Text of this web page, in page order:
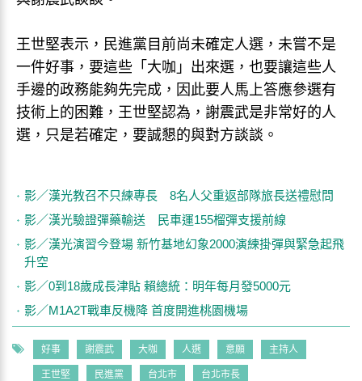
王世堅表示，民進黨目前尚未確定人選，未嘗不是
一件好事，要這些「大咖」出來選，也要讓這些人
手邊的政務能夠先完成，因此要人馬上答應參選有
技術上的困難，王世堅認為，謝震武是非常好的人
選，只是若確定，要誠懇的與對方談談。
影／漢光教召不只練專長 8名人父重返部隊旅長送禮慰問
影／漢光驗證彈藥輸送 民車運155榴彈支援前線
影／漢光演習今登場 新竹基地幻象2000演練掛彈與緊急起飛
升空
影／0到18歲成長津貼 賴總統：明年每月發5000元
影／M1A2T戰車反機降 首度開進桃園機場
好事 謝震武 大咖 人選 意願 主持人
王世堅 民進黨 台北市 台北市長